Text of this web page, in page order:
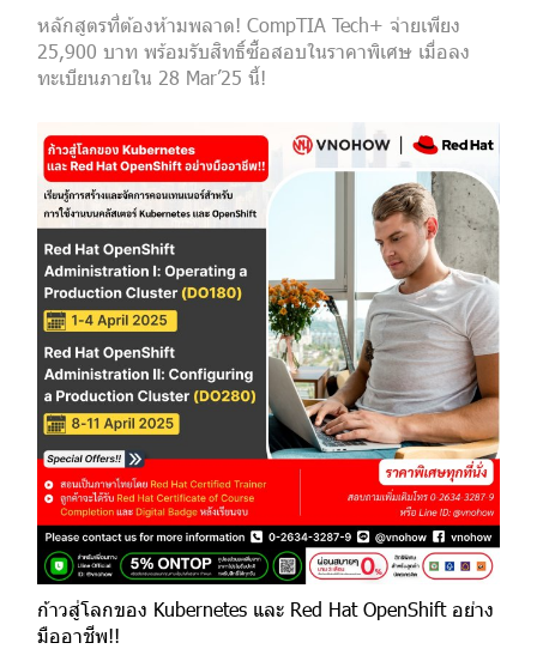
หลักสูตรที่ต้องห้ามพลาด! CompTIA Tech+ จ่ายเพียง
25,900 บาท พร้อมรับสิทธิ์ซื้อสอบในราคาพิเศษ เมื่อลง
ทะเบียนภายใน 28 Mar’25 นี้!
ก้าวสู่โลกของ Kubernetes และ Red Hat OpenShift อย่าง
มืออาชีพ!!